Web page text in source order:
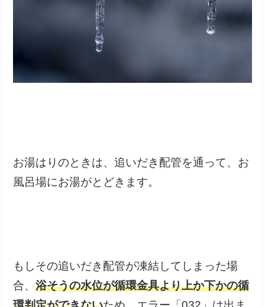
お湯はりのときは、追いだき配管を通って、お
風呂場にお湯がとどきます。
もしその追いだき配管が凍結してしまった場
合、浴そうの水位が循環金具より上か下かの循